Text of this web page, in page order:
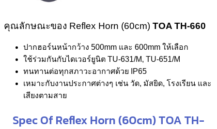
คุณลักษณะของ Reflex Horn (60cm) TOA TH-660
ปากฮอร์นหน้ากว้าง 500mm และ 600mm ให้เลือก
ใช้ร่วมกันกับไดเวอร์ยูนิต TU-631/M, TU-651/M
ทนทานต่อทุกสภาวะอากาศด้วย IP65
เหมาะกับงานประกาศต่างๆ เช่น วัด, มัสยิด, โรงเรียน และ
เสียงตามสาย
Spec Of Reflex Horn (60cm) TOA TH-